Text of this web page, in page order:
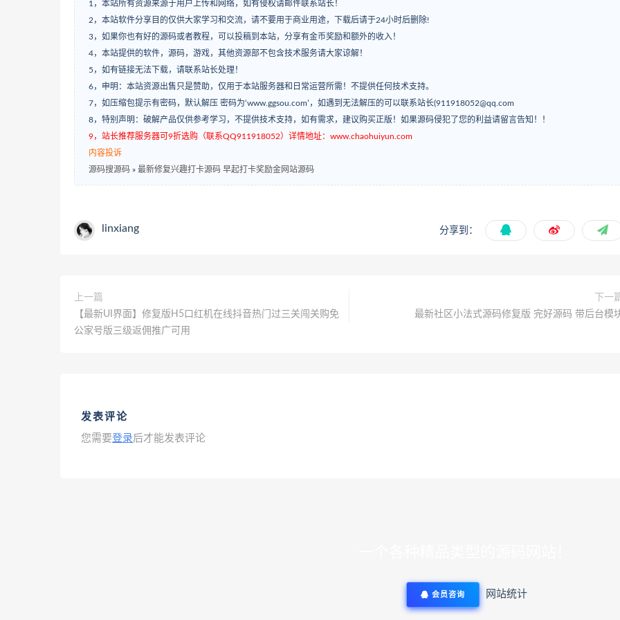
1，本站所有资源来源于用户上传和网络，如有侵权请邮件联系站长！
2，本站软件分享目的仅供大家学习和交流，请不要用于商业用途，下载后请于24小时后删除!
3，如果你也有好的源码或者教程，可以投稿到本站，分享有金币奖励和额外的收入！
4，本站提供的软件，源码，游戏，其他资源部不包含技术服务请大家谅解！
5，如有链接无法下载，请联系站长处理！
6，申明：本站资源出售只是赞助，仅用于本站服务器和日常运营所需！不提供任何技术支持。
7，如压缩包提示有密码，默认解压 密码为‘www.ggsou.com’，如遇到无法解压的可以联系站长(911918052@qq.com
8，特别声明：破解产品仅供参考学习，不提供技术支持，如有需求，建议购买正版！如果源码侵犯了您的利益请留言告知！！
9，站长推荐服务器可9折选购（联系QQ911918052）详情地址：www.chaohuiyun.com
内容投诉
源码搜源码 » 最新修复兴趣打卡源码 早起打卡奖励金网站源码
linxiang 分享到：
上一篇
【最新UI界面】修复版H5口红机在线抖音热门过三关闯关购免
公家号版三级返佣推广可用
下一
最新社区小法式源码修复版 完好源码 带后台模
发表评论
您需要登录后才能发表评论
会员咨询 网站统计